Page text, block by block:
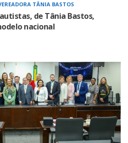
TÂNIA BASTOS
de Tânia Bastos,
nacional